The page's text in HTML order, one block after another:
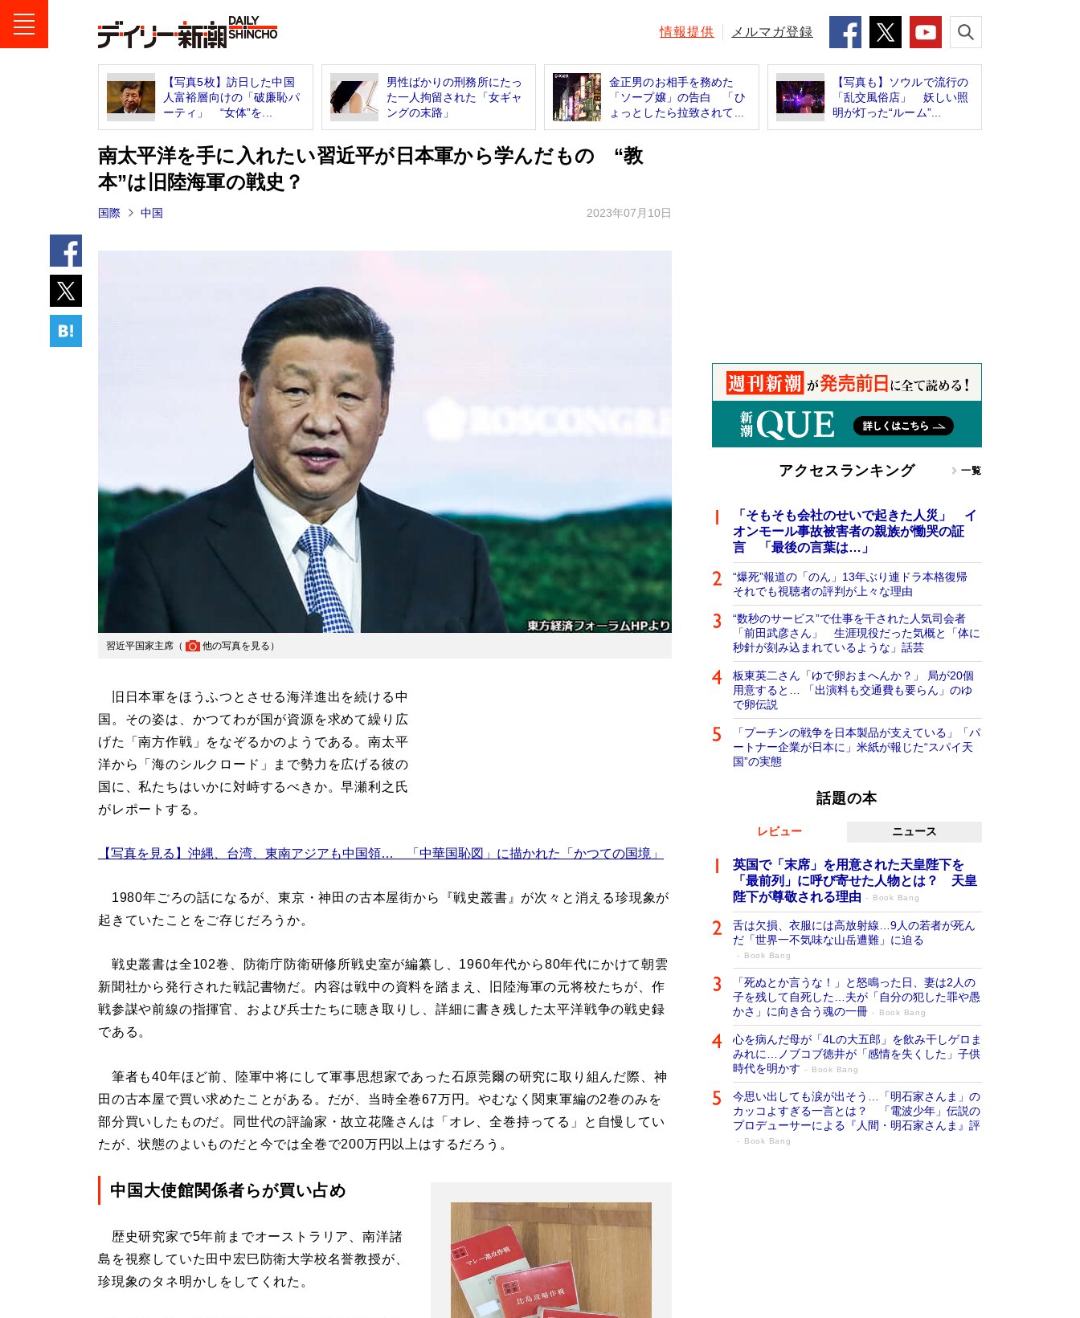
情報提供 メルマガ登録
【写真5枚】訪日した中国
人富裕層向けの「破廉恥パ
ーティ」 “女体”を...
男性ばかりの刑務所にたっ
た一人拘留された「女ギャ
ングの末路」
金正男のお相手を務めた
「ソープ嬢」の告白 「ひ
ょっとしたら拉致されて...
【写真も】ソウルで流行の
「乱交風俗店」 妖しい照
明が灯った“ルーム”...
南太平洋を手に入れたい習近平が日本軍から学んだもの “教
本”は旧陸海軍の戦史？
国際 中国 2023年07月10日
習近平国家主席（ 他の写真を見る ）
旧日本軍をほうふつとさせる海洋進出を続ける中
国。その姿は、かつてわが国が資源を求めて繰り広
げた「南方作戦」をなぞるかのようである。南太平
洋から「海のシルクロード」まで勢力を広げる彼の
国に、私たちはいかに対峙するべきか。早瀬利之氏
がレポートする。
【写真を見る】沖縄、台湾、東南アジアも中国領… 「中華国恥図」に描かれた「かつての国境」
1980年ごろの話になるが、東京・神田の古本屋街から『戦史叢書』が次々と消える珍現象が
起きていたことをご存じだろうか。
戦史叢書は全102巻、防衛庁防衛研修所戦史室が編纂し、1960年代から80年代にかけて朝雲
新聞社から発行された戦記書物だ。内容は戦中の資料を踏まえ、旧陸海軍の元将校たちが、作
戦参謀や前線の指揮官、および兵士たちに聴き取りし、詳細に書き残した太平洋戦争の戦史録
である。
筆者も40年ほど前、陸軍中将にして軍事思想家であった石原莞爾の研究に取り組んだ際、神
田の古本屋で買い求めたことがある。だが、当時全巻67万円。やむなく関東軍編の2巻のみを
部分買いしたものだ。同世代の評論家・故立花隆さんは「オレ、全巻持ってる」と自慢してい
たが、状態のよいものだと今では全巻で200万円以上はするだろう。
中国大使館関係者らが買い占め
歴史研究家で5年前までオーストラリア、南洋諸
島を視察していた田中宏巳防衛大学校名誉教授が、
珍現象のタネ明かしをしてくれた。
アクセスランキング 一覧
「そもそも会社のせいで起きた人災」 イ
オンモール事故被害者の親族が慟哭の証
言 「最後の言葉は…」
“爆死”報道の「のん」13年ぶり連ドラ本格復帰
それでも視聴者の評判が上々な理由
“数秒のサービス”で仕事を干された人気司会者
「前田武彦さん」 生涯現役だった気概と「体に
秒針が刻み込まれているような」話芸
板東英二さん「ゆで卵おまへんか？」 局が20個
用意すると… 「出演料も交通費も要らん」のゆ
で卵伝説
「プーチンの戦争を日本製品が支えている」「パ
ートナー企業が日本に」米紙が報じた“スパイ天
国”の実態
話題の本
レビュー ニュース
英国で「末席」を用意された天皇陛下を
「最前列」に呼び寄せた人物とは？ 天皇
陛下が尊敬される理由
Book Bang
舌は欠損、衣服には高放射線…9人の若者が死ん
だ「世界一不気味な山岳遭難」に迫る
Book Bang
「死ぬとか言うな！」と怒鳴った日、妻は2人の
子を残して自死した…夫が「自分の犯した罪や愚
かさ」に向き合う魂の一冊
Book Bang
心を病んだ母が「4Lの大五郎」を飲み干しゲロま
みれに…ノブコブ徳井が「感情を失くした」子供
時代を明かす
Book Bang
今思い出しても涙が出そう…「明石家さんま」の
カッコよすぎる一言とは？ 「電波少年」伝説の
プロデューサーによる『人間・明石家さんま』評
Book Bang